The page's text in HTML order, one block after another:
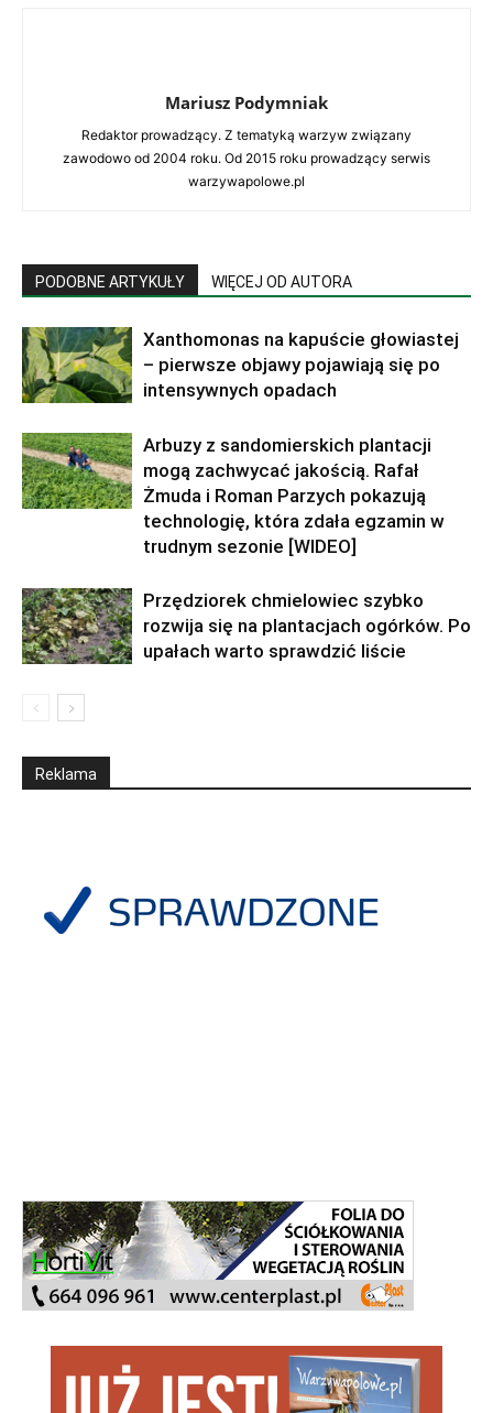
Mariusz Podymniak
Redaktor prowadzący. Z tematyką warzyw związany
zawodowo od 2004 roku. Od 2015 roku prowadzący serwis
warzywapolowe.pl
PODOBNE ARTYKUŁY WIĘCEJ OD AUTORA
Xanthomonas na kapuście głowiastej
– pierwsze objawy pojawiają się po
intensywnych opadach
Arbuzy z sandomierskich plantacji
mogą zachwycać jakością. Rafał
Żmuda i Roman Parzych pokazują
technologię, która zdała egzamin w
trudnym sezonie [WIDEO]
Przędziorek chmielowiec szybko
rozwija się na plantacjach ogórków. Po
upałach warto sprawdzić liście
Reklama